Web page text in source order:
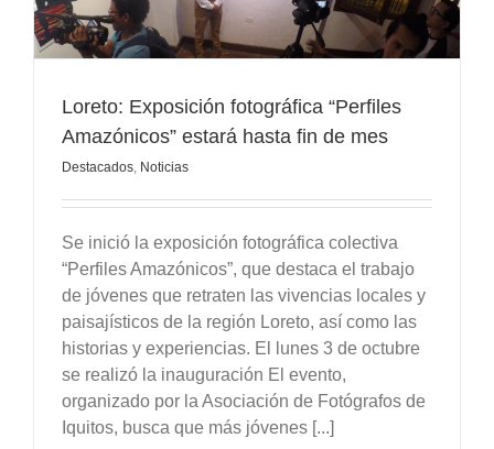
Loreto: Exposición fotográfica “Perfiles
Amazónicos” estará hasta fin de mes
Destacados, Noticias
Se inició la exposición fotográfica colectiva
“Perfiles Amazónicos”, que destaca el trabajo
de jóvenes que retraten las vivencias locales y
paisajísticos de la región Loreto, así como las
historias y experiencias. El lunes 3 de octubre
se realizó la inauguración El evento,
organizado por la Asociación de Fotógrafos de
Iquitos, busca que más jóvenes [...]